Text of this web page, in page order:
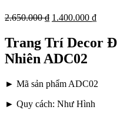
2.650.000₫ 1.400.000 ₫
Trang Trí Decor
Nhiên ADC02
► Mã sản phẩm ADC02
► Quy cách: Như Hình